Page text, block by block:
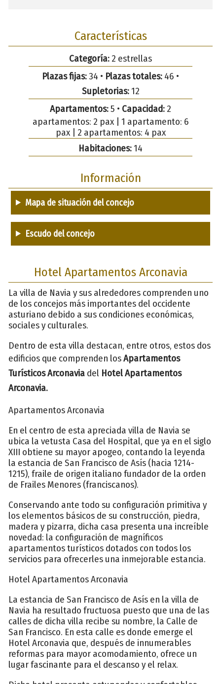
Características
Categoría: 2 estrellas
Plazas fijas:34 • Plazas totales: 46 •
Supletorias:12
Apartamentos:5 • Capacidad: 2
apartamentos: 2 pax | 1 apartamento: 6
pax | 2 apartamentos: 4 pax
Habitaciones:14
Información
Mapa de situación del concejo
Escudo del concejo
Hotel Apartamentos Arconavia
La villa de Navia y sus alrededores comprenden uno
de los concejos más importantes del occidente
asturiano debido a sus condiciones económicas,
sociales y culturales.
Dentro de esta villa destacan, entre otros, estos dos
edificios que comprenden losApartamentos
TurísticosArconavia del Hotel Apartamentos
Arconavia.
Apartamentos Arconavia
En el centro de esta apreciada villa de Navia se
ubica la vetusta Casa del Hospital, que ya en el siglo
XIII obtiene su mayor apogeo, contando la leyenda
la estancia de San Francisco de Asís (hacia 1214-
1215), fraile de origen italiano fundador de la orden
de Frailes Menores (franciscanos).
Conservando ante todo su configuración primitiva y
los elementos básicos de su construcción, piedra,
madera y pizarra, dicha casa presenta una increíble
novedad: la configuración de magníficos
apartamentos turísticos dotados con todos los
servicios para ofrecerles una inmejorable estancia.
Hotel Apartamentos Arconavia
La estancia de San Francisco de Asís en la villa de
Navia ha resultado fructuosa puesto que una de las
calles de dicha villa recibe su nombre, la Calle de
San Francisco. En esta calle es donde emerge el
Hotel Arconavia que, después de innumerables
reformas para mayor acomodamiento, ofrece un
lugar fascinante para el descanso y el relax.